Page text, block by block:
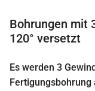
Bohrungen mit
120° versetzt
Es werden 3
Fertigungsbohrung